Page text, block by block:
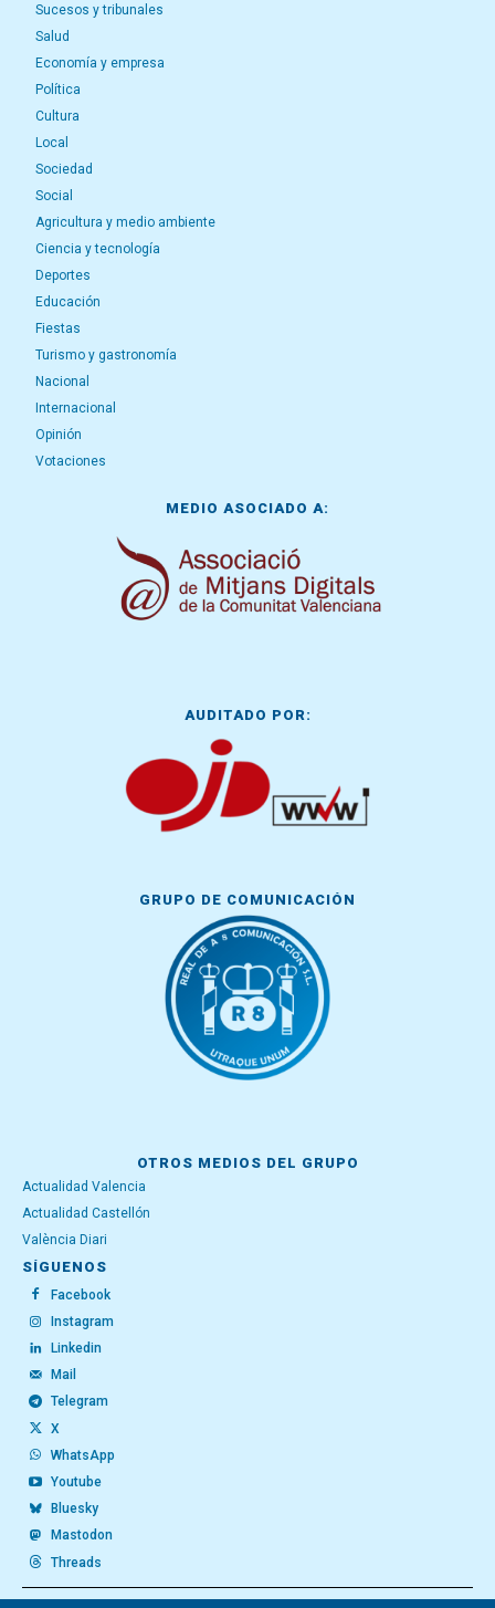
Sucesos y tribunales
Salud
Economía y empresa
Política
Cultura
Local
Sociedad
Social
Agricultura y medio ambiente
Ciencia y tecnología
Deportes
Educación
Fiestas
Turismo y gastronomía
Nacional
Internacional
Opinión
Votaciones
MEDIO ASOCIADO A:
AUDITADO POR:
GRUPO DE COMUNICACIÓN
OTROS MEDIOS DEL GRUPO
Actualidad Valencia
Actualidad Castellón
València Diari
SÍGUENOS
Facebook
Instagram
Linkedin
Mail
Telegram
X
WhatsApp
Youtube
Bluesky
Mastodon
Threads